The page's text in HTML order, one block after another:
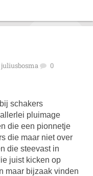
juliusbosma 0
schakers
pluimage
die een pionnetje
die maar niet over
die steevast in
juist kicken op
maar bijzaak vinden